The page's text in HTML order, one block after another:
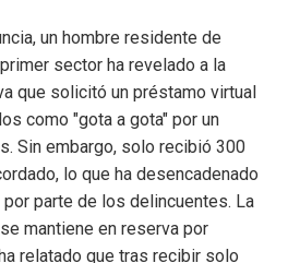
un hombre residente de
sector ha revelado a la
que solicitó un préstamo virtual
como "gota a gota" por un
Sin embargo, solo recibió 300
lo que ha desencadenado
parte de los delincuentes. La
mantiene en reserva por
relatado que tras recibir solo